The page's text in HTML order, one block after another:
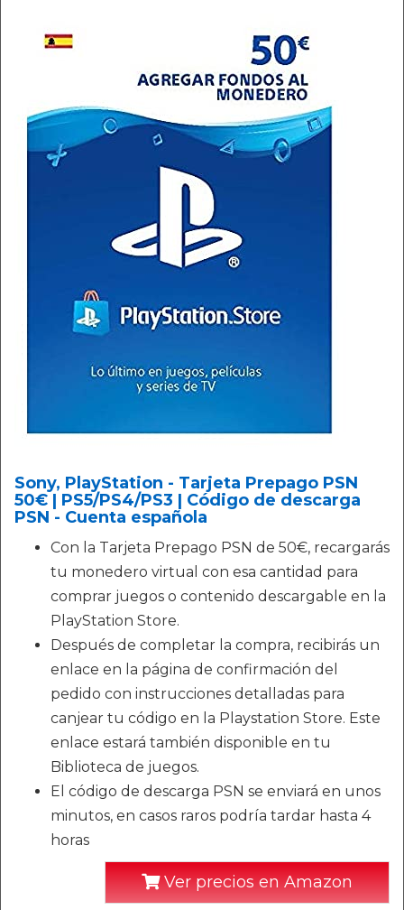
Sony, PlayStation - Tarjeta Prepago PSN
50€ | PS5/PS4/PS3 | Código de descarga
PSN - Cuenta española
Con la Tarjeta Prepago PSN de 50€, recargarás
tu monedero virtual con esa cantidad para
comprar juegos o contenido descargable en la
PlayStation Store.
Después de completar la compra, recibirás un
enlace en la página de confirmación del
pedido con instrucciones detalladas para
canjear tu código en la Playstation Store. Este
enlace estará también disponible en tu
Biblioteca de juegos.
El código de descarga PSN se enviará en unos
minutos, en casos raros podría tardar hasta 4
horas
Ver precios en Amazon